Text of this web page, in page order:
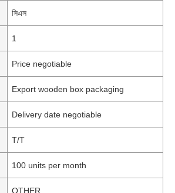
সিএস
1
Price negotiable
Export wooden box packaging
Delivery date negotiable
T/T
100 units per month
OTHER